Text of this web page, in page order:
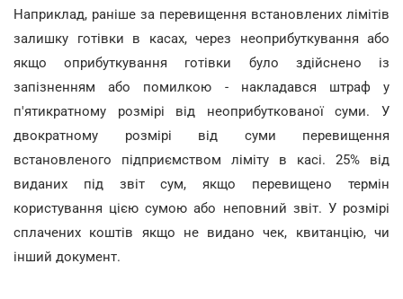
Наприклад, раніше за перевищення встановлених лімітів
залишку готівки в касах, через неоприбуткування або
якщо оприбуткування готівки було здійснено із
запізненням або помилкою - накладався штраф у
п'ятикратному розмірі від неоприбуткованої суми. У
двократному розмірі від суми перевищення
встановленого підприємством ліміту в касі. 25% від
виданих під звіт сум, якщо перевищено термін
користування цією сумою або неповний звіт. У розмірі
сплачених коштів якщо не видано чек, квитанцію, чи
інший документ.